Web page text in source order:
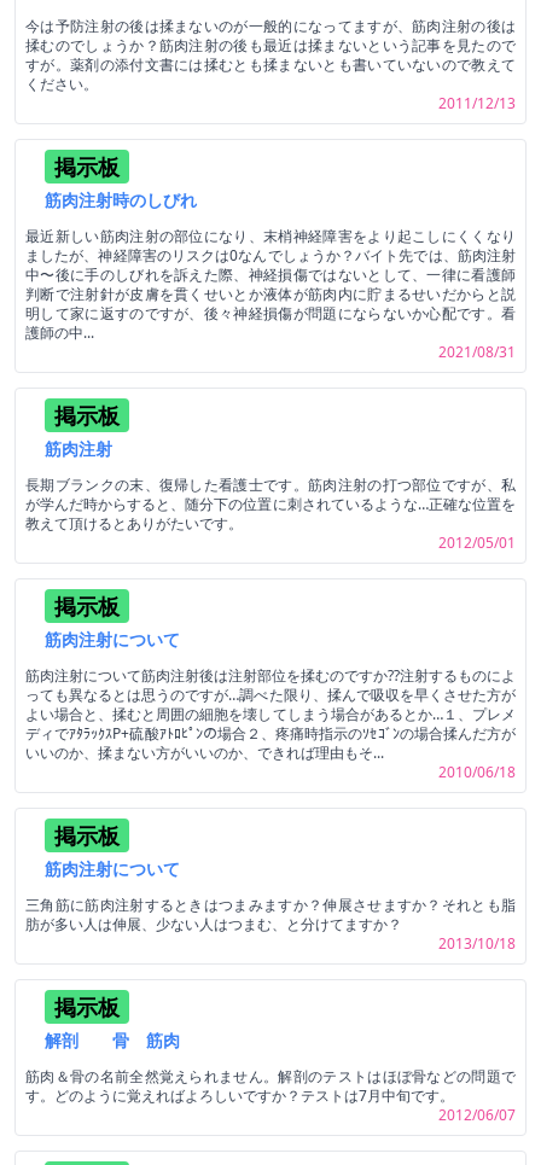
今は予防注射の後は揉まないのが一般的になってますが、筋肉注射の後は
揉むのでしょうか？筋肉注射の後も最近は揉まないという記事を見たので
すが。薬剤の添付文書には揉むとも揉まないとも書いていないので教えて
ください。
2011/12/13
掲示板
筋肉注射時のしびれ
最近新しい筋肉注射の部位になり、末梢神経障害をより起こしにくくなり
ましたが、神経障害のリスクは0なんでしょうか？バイト先では、筋肉注射
中〜後に手のしびれを訴えた際、神経損傷ではないとして、一律に看護師
判断で注射針が皮膚を貫くせいとか液体が筋肉内に貯まるせいだからと説
明して家に返すのですが、後々神経損傷が問題にならないか心配です。看
護師の中...
2021/08/31
掲示板
筋肉注射
長期ブランクの末、復帰した看護士です。筋肉注射の打つ部位ですが、私
が学んだ時からすると、随分下の位置に刺されているような…正確な位置を
教えて頂けるとありがたいです。
2012/05/01
掲示板
筋肉注射について
筋肉注射について筋肉注射後は注射部位を揉むのですか??注射するものによ
っても異なるとは思うのですが…調べた限り、揉んで吸収を早くさせた方が
よい場合と、揉むと周囲の細胞を壊してしまう場合があるとか…１、プレメ
ディでｱﾀﾗｯｸｽP+硫酸ｱﾄﾛﾋﾟﾝの場合２、疼痛時指示のｿｾｺﾞﾝの場合揉んだ方が
いいのか、揉まない方がいいのか、できれば理由もそ...
2010/06/18
掲示板
筋肉注射について
三角筋に筋肉注射するときはつまみますか？伸展させますか？それとも脂
肪が多い人は伸展、少ない人はつまむ、と分けてますか？
2013/10/18
掲示板
解剖 骨 筋肉
筋肉＆骨の名前全然覚えられません。解剖のテストはほぼ骨などの問題で
す。どのように覚えればよろしいですか？テストは7月中旬です。
2012/06/07